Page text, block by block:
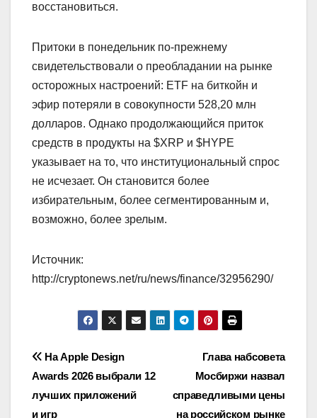
восстановиться.
Притоки в понедельник по-прежнему
свидетельствовали о преобладании на рынке
осторожных настроений: ETF на биткойн и
эфир потеряли в совокупности 528,20 млн
долларов. Однако продолжающийся приток
средств в продукты на $XRP и $HYPE
указывает на то, что институциональный спрос
не исчезает. Он становится более
избирательным, более сегментированным и,
возможно, более зрелым.
Источник:
http://cryptonews.net/ru/news/finance/32956290/
Навигация
по
Глава набсовета
Мосбиржи назвал
справедливыми цены
на российском рынке
На Apple Design
Awards 2026 выбрали 12
лучших приложений
и игр